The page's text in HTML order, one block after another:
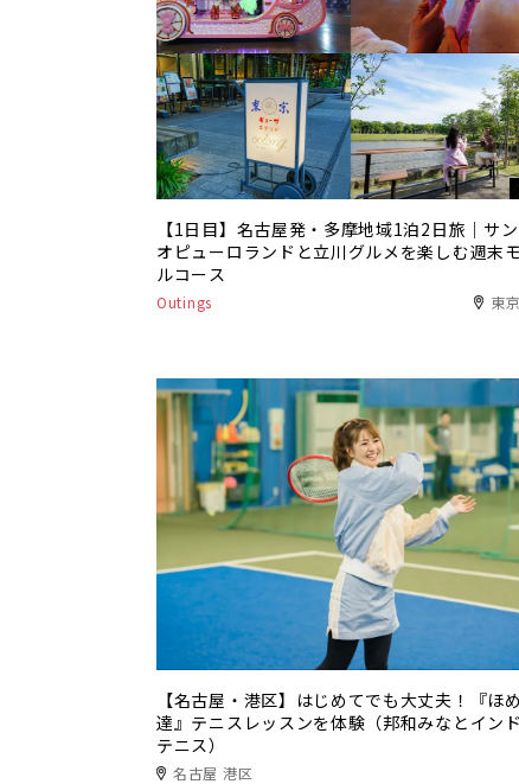
【1日目】名古屋発・多摩地域1泊2日旅｜サン
オピューロランドと立川グルメを楽しむ週末
ルコース
Outings 東
【名古屋・港区】はじめてでも大丈夫！『ほめ
達』テニスレッスンを体験（邦和みなとイン
テニス）
名古屋 港区